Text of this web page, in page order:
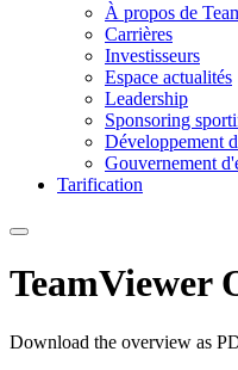
À propos de
Carrières
Investisseurs
Espace actualités
Leadership
Sponsoring
Développement
Gouvernement
Tarification
TeamViewer
Download the overview as